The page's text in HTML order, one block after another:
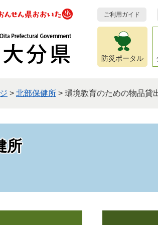
ご利用ガイド
防災ポータル
> 北部保健所 > 環境教育のための物品貸
所